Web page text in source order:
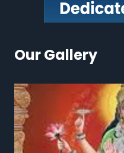
Our Gallery